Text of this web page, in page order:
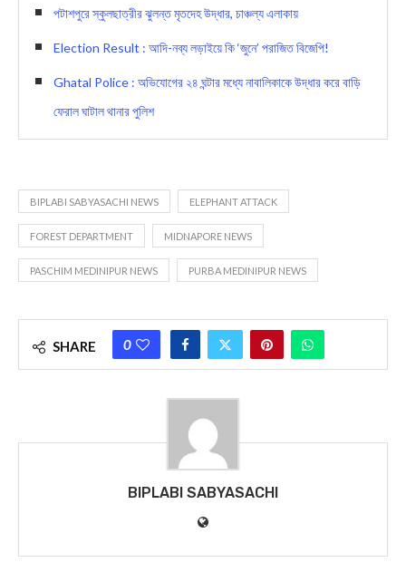
পটাশপুরে স্কুলছাত্রীর ঝুলন্ত মৃতদেহ উদ্ধার, চাঞ্চল্য এলাকায়
Election Result : আদি-নব্য লড়াইয়ে কি ‘জুনে’ পরাজিত বিজেপি!
Ghatal Police : অভিযোগের ২৪ ঘন্টার মধ্যে নাবালিকাকে উদ্ধার করে বাড়ি
ফেরাল ঘাটাল থানার পুলিশ
BIPLABI SABYASACHI NEWS ELEPHANT ATTACK
FOREST DEPARTMENT MIDNAPORE NEWS
PASCHIM MEDINIPUR NEWS PURBA MEDINIPUR NEWS
SHARE 0
BIPLABI SABYASACHI